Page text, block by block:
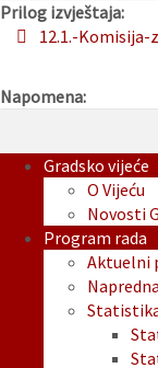
Prilog izvještaja:
12.1.-
Napomena:
Gradsko vijeće
O Vijeću
Novosti
Program rada
Aktuelni